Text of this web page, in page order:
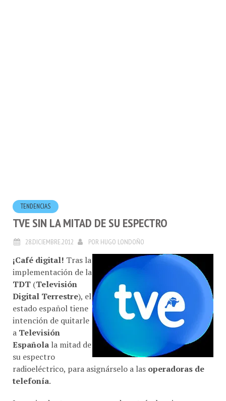
TENDENCIAS
TVE SIN LA MITAD DE SU ESPECTRO
implementación de la
TDT(Televisión
Digital Terrestre
estado español tiene
intención de quitarle
aTelevisión
Españolala mitad de
su espectro
radioeléctrico, para asignárselo a las
telefonía.